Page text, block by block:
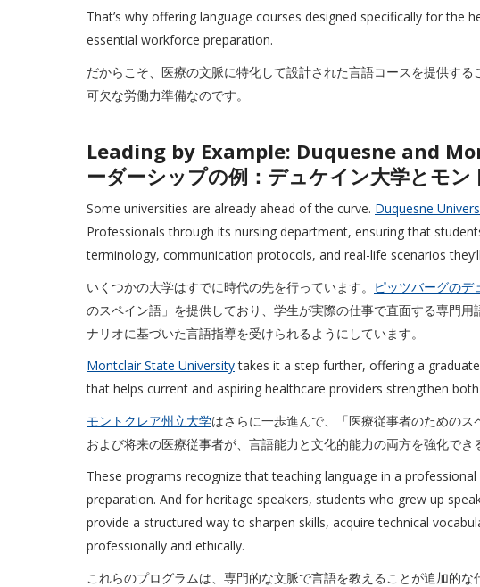
That’s why offering language courses designed specifically for the
essential workforce preparation.
だからこそ、医療の文脈に特化して設計された言語コースを提供す
可欠な労働力準備なのです。
Leading by Example: Duquesne and
ーダーシップの例：デュケイン大学とモン
Some universities are already ahead of the curve. Duquesne
Professionals through its nursing department, ensuring that
terminology, communication protocols, and real-life scenarios
いくつかの大学はすでに時代の先を行っています。 ピッツバーグのデ
のスペイン語」を提供しており、学生が実際の仕事で直面する専門
ナリオに基づいた言語指導を受けられるようにしています。
Montclair State Universitytakes it a step further, offering a
that helps current and aspiring healthcare providers strengthen
モントクレア州立大学はさらに一歩進んで、「医療従事者のための
および将来の医療従事者が、言語能力と文化的能力の両方を強化でき
These programs recognize that teaching language in a professional
preparation. And for heritage speakers, students who grew up
provide a structured way to sharpen skills, acquire technical
professionally and ethically.
これらのプログラムは、専門的な文脈で言語を教えることが追加的